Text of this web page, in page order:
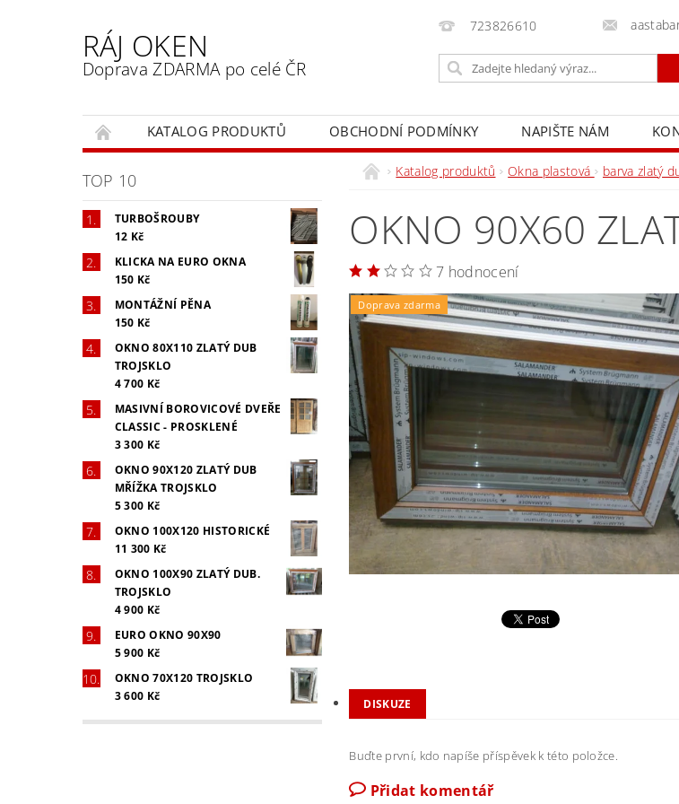
RÁJ OKEN
Doprava ZDARMA po celé ČR
723826610
KATALOG PRODUKTŮ OBCHODNÍ PODMÍNKY NAPIŠTE NÁM
TOP 10
TURBOŠROUBY
12 Kč
KLICKA NA EURO OKNA
150 Kč
MONTÁŽNÍ PĚNA
150 Kč
OKNO 80X110 ZLATÝ DUB
TROJSKLO
4 700 Kč
MASIVNÍ BOROVICOVÉ DVEŘE
CLASSIC - PROSKLENÉ
3 300 Kč
OKNO 90X120 ZLATÝ DUB
MŘÍŽKA TROJSKLO
5 300 Kč
OKNO 100X120 HISTORICKÉ
11 300 Kč
OKNO 100X90 ZLATÝ DUB.
TROJSKLO
4 900 Kč
EURO OKNO 90X90
5 900 Kč
OKNO 70X120 TROJSKLO
3 600 Kč
Katalog produktů Okna plastová barva zlatý
OKNO 90X60
7 hodnocení
Doprava zdarma
DISKUZE
Buďte první, kdo napíše příspěvek k této položce.
Přidat komentář